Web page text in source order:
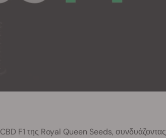
F1 της Royal Queen Seeds, συνδυάζοντας